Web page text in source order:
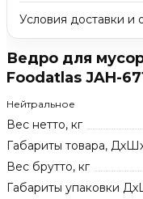
Ведро для
Foodatlas JAH-
Нейтральное
Вес нетто, кг
Габариты товара,
Вес брутто, кг
Габариты упаковки
Условия доставки и